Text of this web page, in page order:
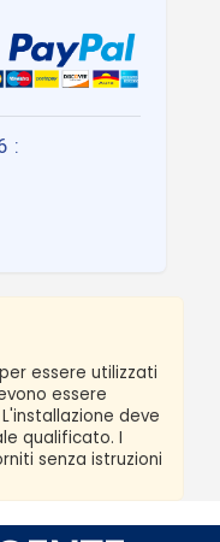
:
essere utilizzati
essere
deve
qualificato. I
senza istruzioni